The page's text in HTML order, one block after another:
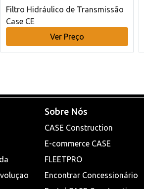
Filtro Hidráulico de Transmissão
Case CE
Ver Preço
Sobre Nós
CASE Construction
E-commerce CASE
FLEETPRO
Encontrar Concessionário